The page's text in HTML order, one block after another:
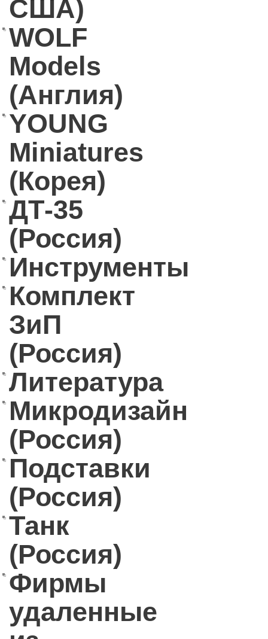
США)
WOLF
Models
(Англия)
YOUNG
Miniatures
(Корея)
ДТ-35
(Россия)
Инструменты
Комплект
ЗиП
(Россия)
Литература
Микродизайн
(Россия)
Подставки
(Россия)
Танк
(Россия)
Фирмы
удаленные